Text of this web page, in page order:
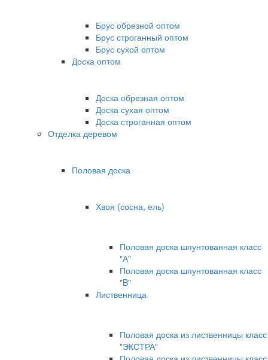
Брус обрезной оптом
Брус строганный оптом
Брус сухой оптом
Доска оптом
Доска обрезная оптом
Доска сухая оптом
Доска строганная оптом
Отделка деревом
Половая доска
Хвоя (сосна, ель)
Половая доска шпунтованная класс
"А"
Половая доска шпунтованная класс
"B"
Лиственница
Половая доска из лиственницы класс
"ЭКСТРА"